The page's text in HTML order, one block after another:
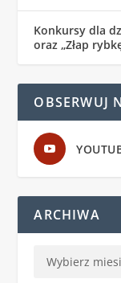
Konkursy dla
oraz „Złap
OBSERWUJ
ARCHIWA